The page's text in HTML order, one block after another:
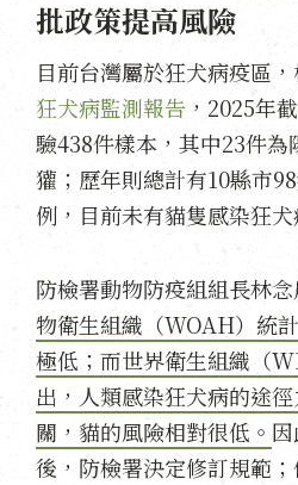
批政策提高風險
目前台灣屬於狂犬病疫區
狂犬病監測報告 ，2025年
驗438件樣本，其中23件為
獾；歷年則總計有10縣市
例，目前未有貓隻感染狂犬
防檢署動物防疫組組長林念
物衛生組織（WOAH）統
極低；而世界衛生組織（
出，人類感染狂犬病的途
關，貓的風險相對很低。
後，防檢署決定修訂規範；